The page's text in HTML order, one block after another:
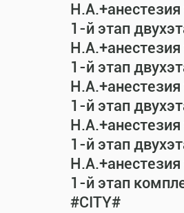
Н.А.+анестезия
1-й этап
Н.А.+анестезия
1-й этап
Н.А.+анестезия
1-й этап
Н.А.+анестезия
1-й этап
Н.А.+анестезия
1-й этап
#CITY#